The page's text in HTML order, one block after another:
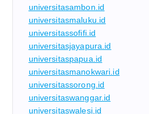
universitasambon.id
universitasmaluku.id
universitassofifi.id
universitasjayapura.id
universitaspapua.id
universitasmanokwari.id
universitassorong.id
universitaswanggar.id
universitaswalesi.id